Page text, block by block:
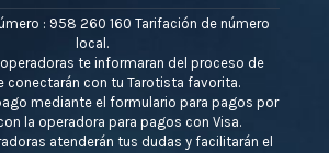
: 958 260 160 Tarifación de número
local.
te informaran del proceso de
conectarán con tu Tarotista favorita.
mediante el formulario para pagos por
la operadora para pagos con Visa.
atenderán tus dudas y facilitarán el